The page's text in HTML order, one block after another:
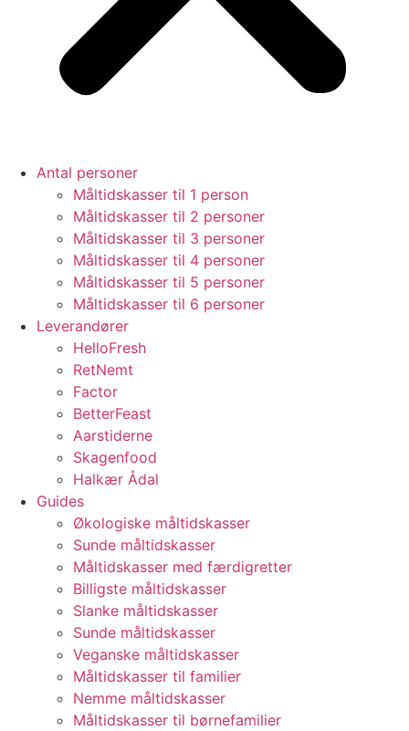
Antal personer
Måltidskasser til 1 person
Måltidskasser til 2 personer
Måltidskasser til 3 personer
Måltidskasser til 4 personer
Måltidskasser til 5 personer
Måltidskasser til 6 personer
Leverandører
HelloFresh
RetNemt
Factor
BetterFeast
Aarstiderne
Skagenfood
Halkær Ådal
Guides
Økologiske måltidskasser
Sunde måltidskasser
Måltidskasser med færdigretter
Billigste måltidskasser
Slanke måltidskasser
Sunde måltidskasser
Veganske måltidskasser
Måltidskasser til familier
Nemme måltidskasser
Måltidskasser til børnefamilier